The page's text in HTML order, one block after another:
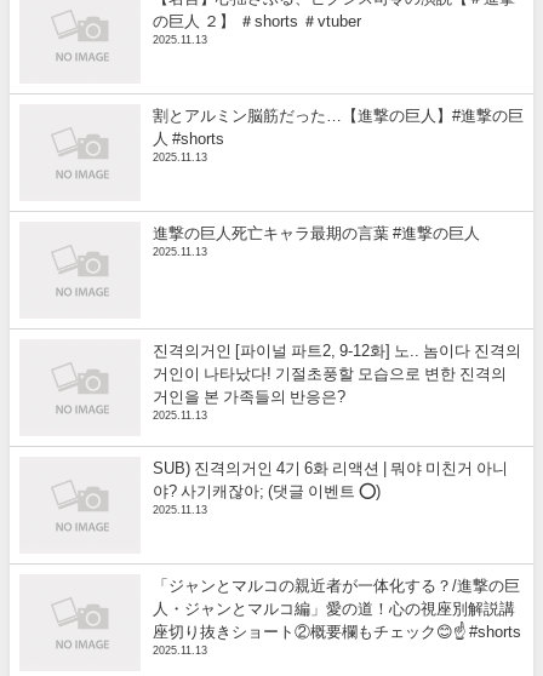
の巨人 ２】 ＃shorts ＃vtuber
2025.11.13
割とアルミン脳筋だった…【進撃の巨人】#進撃の巨
人 #shorts
2025.11.13
進撃の巨人死亡キャラ最期の言葉 #進撃の巨人
2025.11.13
진격의거인 [파이널 파트2, 9-12화] 노.. 놈이다 진격의
거인이 나타났다! 기절초풍할 모습으로 변한 진격의
거인을 본 가족들의 반응은?
2025.11.13
SUB) 진격의거인 4기 6화 리액션 | 뭐야 미친거 아니
야? 사기캐잖아; (댓글 이벤트 ⭕)
2025.11.13
「ジャンとマルコの親近者が一体化する？/進撃の巨
人・ジャンとマルコ編」愛の道！心の視座別解説講
座切り抜きショート②概要欄もチェック😊☝️ #shorts
2025.11.13